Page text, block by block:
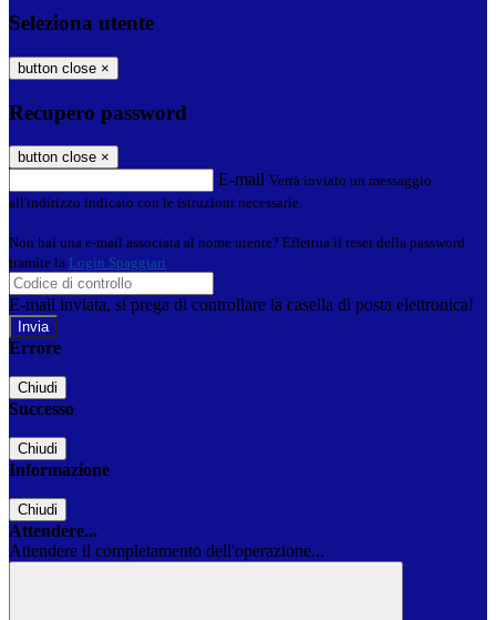
Seleziona utente
button close ×
Recupero password
button close ×
E-mail Verrà inviato un messaggio
all'indirizzo indicato con le istruzioni necessarie.
Non hai una e-mail associata al nome utente? Effettua il reset della password
tramite la Login Spaggiari
E-mail inviata, si prega di controllare la casella di posta elettronica!
Errore
Chiudi
Successo
Chiudi
Informazione
Chiudi
Attendere...
Attendere il completamento dell'operazione...